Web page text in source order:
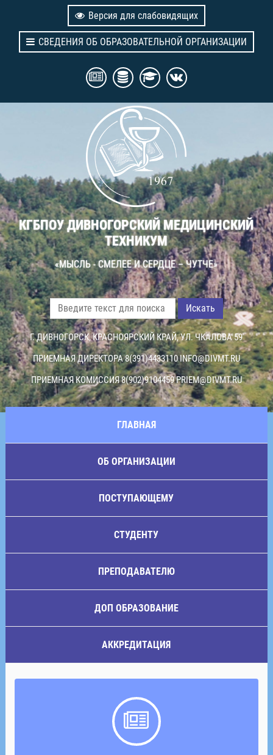
Версия для слабовидящих
СВЕДЕНИЯ ОБ ОБРАЗОВАТЕЛЬНОЙ ОРГАНИЗАЦИИ
КГБПОУ ДИВНОГОРСКИЙ МЕДИЦИНСКИЙ
ТЕХНИКУМ
«МЫСЛЬ - СМЕЛЕЕ И СЕРДЦЕ – ЧУТЧЕ»
Искать
Г. ДИВНОГОРСК, КРАСНОЯРСКИЙ КРАЙ, УЛ. ЧКАЛОВА 59
ПРИЕМНАЯ ДИРЕКТОРА 8(391)4433110INFO@DIVMT.RU
ПРИЕМНАЯ КОМИССИЯ 8(902)9104459PRIEM@DIVMT.RU
ГЛАВНАЯ
ОБ ОРГАНИЗАЦИИ
ПОСТУПАЮЩЕМУ
СТУДЕНТУ
ПРЕПОДАВАТЕЛЮ
ДОП ОБРАЗОВАНИЕ
АККРЕДИТАЦИЯ